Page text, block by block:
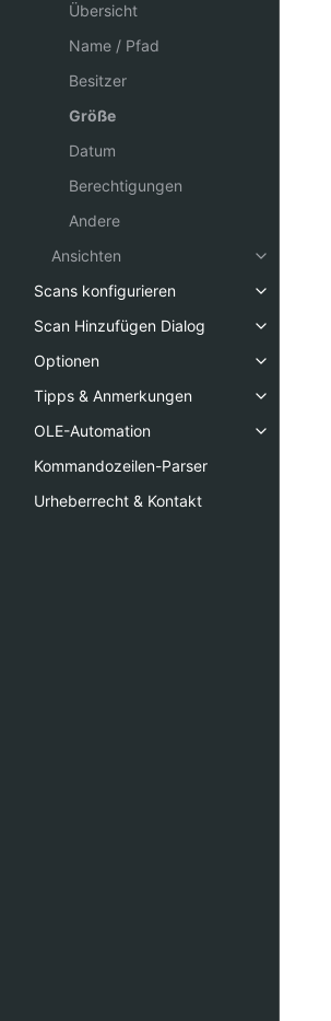
Übersicht
Name / Pfad
Besitzer
Größe
Datum
Berechtigungen
Andere
Ansichten
Scans konfigurieren
Scan Hinzufügen Dialog
Optionen
Tipps & Anmerkungen
OLE-Automation
Kommandozeilen-Parser
Urheberrecht & Kontakt